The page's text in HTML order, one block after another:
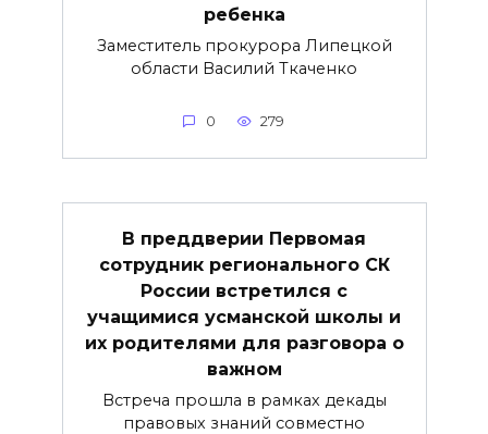
ребенка
Заместитель прокурора Липецкой
области Василий Ткаченко
0 279
В преддверии Первомая
сотрудник регионального СК
России встретился с
учащимися усманской школы и
их родителями для разговора о
важнoм
Встреча прошла в рамках декады
правовых знаний совместно